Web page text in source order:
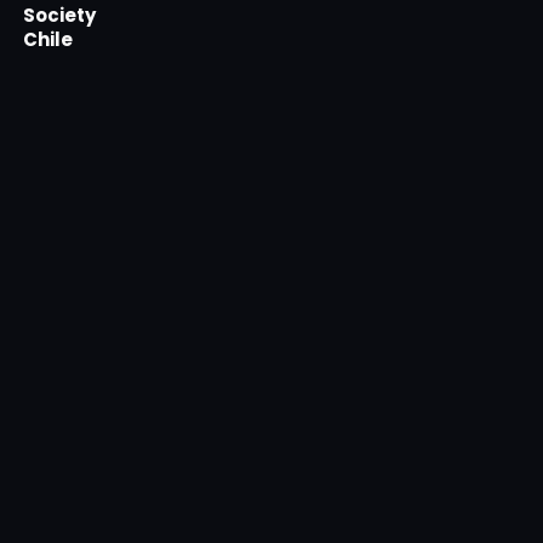
Society
Chile